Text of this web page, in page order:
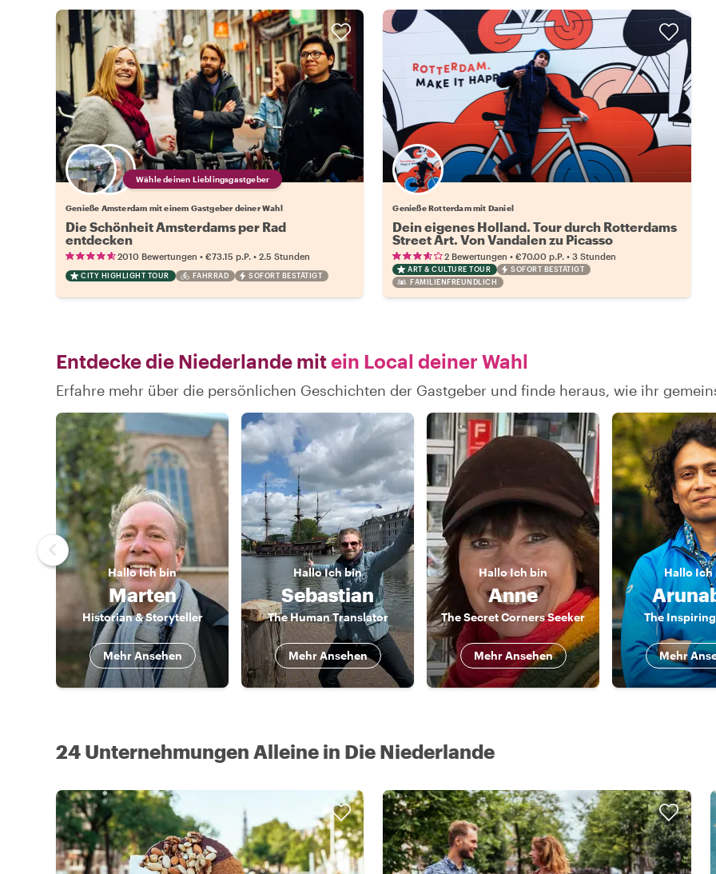
Wähle deinen Lieblingsgastgeber
Genieße Amsterdam mit einem Gastgeber deiner Wahl
Die Schönheit Amsterdams per Rad
entdecken
2010 Bewertungen • €73.15 p.P. • 2.5 Stunden
CITY HIGHLIGHT TOUR FAHRRAD SOFORT BESTÄTIGT
Genieße Rotterdam mit Daniel
Dein eigenes Holland. Tour durch Rotterdams
Street Art. Von Vandalen zu Picasso
2 Bewertungen •€70.00 p.P. •3 Stunden
ART & CULTURE TOUR
SOFORT BESTÄTIGT
FAMILIENFREUNDLICH
Entdecke die Niederlande mitein Local deiner Wahl
Erfahre mehr über die persönlichen Geschichten der Gastgeber und finde heraus, wie ihr
HalloIch bin
Marten
Historian & Storyteller
Mehr Ansehen
HalloIch bin
Sebastian
The Human Translator
Mehr Ansehen
HalloIch bin
Anne
The Secret Corners Seeker
Mehr Ansehen
HalloIch
The
Mehr
24 Unternehmungen Alleine in Die Niederlande